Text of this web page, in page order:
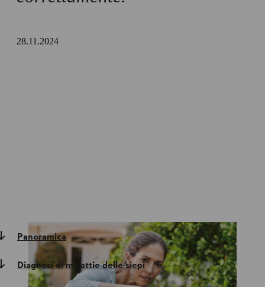
28.11.2024
Panoramica
Diagnosi di malattie delle siepi